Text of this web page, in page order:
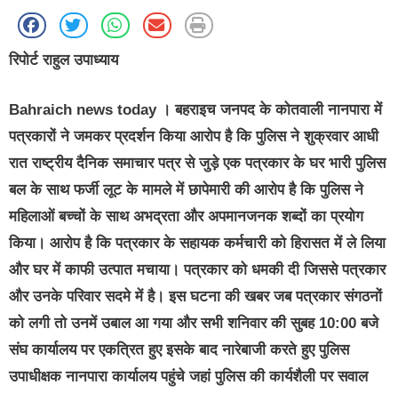
रिपोर्ट राहुल उपाध्याय
Bahraich news today। बहराइच जनपद के कोतवाली नानपारा में
पत्रकारों ने जमकर प्रदर्शन किया आरोप है कि पुलिस ने शुक्रवार आधी
रात राष्ट्रीय दैनिक समाचार पत्र से जुड़े एक पत्रकार के घर भारी पुलिस
बल के साथ फर्जी लूट के मामले में छापेमारी की आरोप है कि पुलिस ने
महिलाओं बच्चों के साथ अभद्रता और अपमानजनक शब्दों का प्रयोग
किया। आरोप है कि पत्रकार के सहायक कर्मचारी को हिरासत में ले लिया
और घर में काफी उत्पात मचाया। पत्रकार को धमकी दी जिससे पत्रकार
और उनके परिवार सदमे में है। इस घटना की खबर जब पत्रकार संगठनों
को लगी तो उनमें उबाल आ गया और सभी शनिवार की सुबह 10:00 बजे
संघ कार्यालय पर एकत्रित हुए इसके बाद नारेबाजी करते हुए पुलिस
उपाधीक्षक नानपारा कार्यालय पहुंचे जहां पुलिस की कार्यशैली पर सवाल